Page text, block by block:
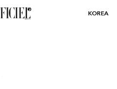
KOREA